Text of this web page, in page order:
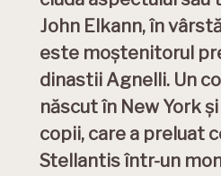
John Elkann, în
este moștenitorul
dinastii Agnelli. Un
născut în New York
copii, care a preluat
Stellantis într-un